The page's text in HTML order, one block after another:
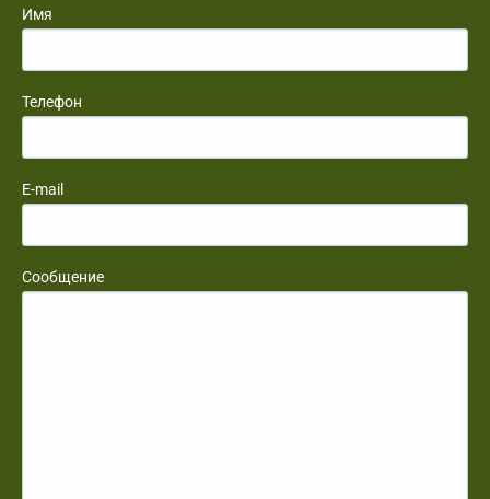
Имя
Телефон
E-mail
Сообщение